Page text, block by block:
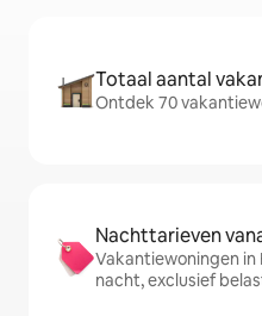
Totaal aantal
Ontdek 70
Nachttarieven
Vakantiewoningen in
nacht, exclusief